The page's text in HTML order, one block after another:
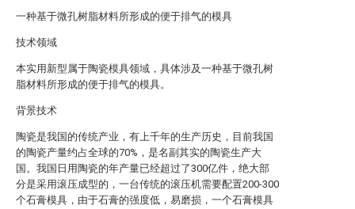
一种基于微孔树脂材料所形成的便于排气的模具
技术领域
本实用新型属于陶瓷模具领域，具体涉及一种基于微孔树
脂材料所形成的便于排气的模具。
背景技术
陶瓷是我国的传统产业，有上千年的生产历史，目前我国
的陶瓷产量约占全球的70%，是名副其实的陶瓷生产大
国。我国日用陶瓷的年产量已经超过了300亿件，绝大部
分是采用滚压成型的，一台传统的滚压机需要配置200-300
个石膏模具，由于石膏的强度低，易磨损，一个石膏模具